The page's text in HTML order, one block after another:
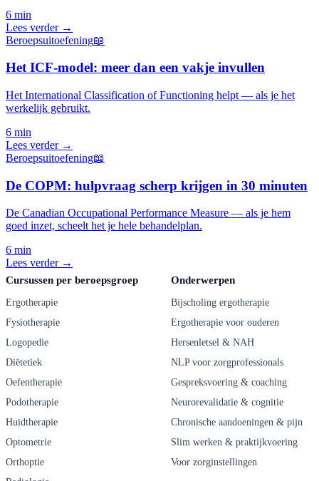
6 min
Lees verder →
Beroepsuitoefening📖
Het ICF-model: meer dan een vakje invullen
Het International Classification of Functioning helpt — als je het
werkelijk gebruikt.
6 min
Lees verder →
Beroepsuitoefening📖
De COPM: hulpvraag scherp krijgen in 30 minuten
De Canadian Occupational Performance Measure — als je hem
goed inzet, scheelt het je hele behandelplan.
6 min
Lees verder →
Cursussen per beroepsgroep
Ergotherapie
Fysiotherapie
Logopedie
Diëtetiek
Oefentherapie
Podotherapie
Huidtherapie
Optometrie
Orthoptie
Onderwerpen
Bijscholing ergotherapie
Ergotherapie voor ouderen
Hersenletsel & NAH
NLP voor zorgprofessionals
Gespreksvoering & coaching
Neurorevalidatie & cognitie
Chronische aandoeningen & pijn
Slim werken & praktijkvoering
Voor zorginstellingen